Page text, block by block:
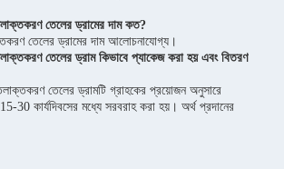
তেলের ড্রামের দাম কত?
তেলের ড্রামের দাম আলোচনাযোগ্য।
তেলের ড্রাম কিভাবে প্যাকেজ করা হয় এবং বিতরণ
তেলের ড্রামটি গ্রাহকের প্রয়োজন অনুসারে
30 কার্যদিবসের মধ্যে সরবরাহ করা হয়। অর্থ প্রদানের